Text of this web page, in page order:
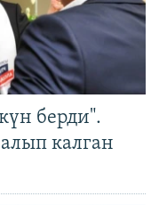
берди".
калган